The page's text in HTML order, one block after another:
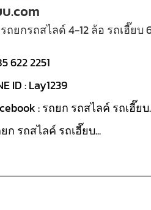
.com
ถยกรถสไลด์ 4-12 ล้อ รถเฮี๊ยบ
622 2251
ID : Lay1239
: รถยก รถสไลค์ รถเฮี๊ยบ
ก รถสไลค์ รถเฮี๊ยบ...